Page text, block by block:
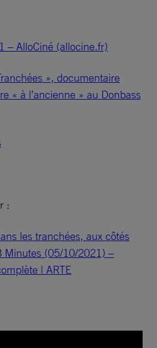
– AlloCiné (allocine.fr)
», documentaire
« à l’ancienne » au Donbass
:
les tranchées, aux côtés
Minutes (05/10/2021) –
| ARTE